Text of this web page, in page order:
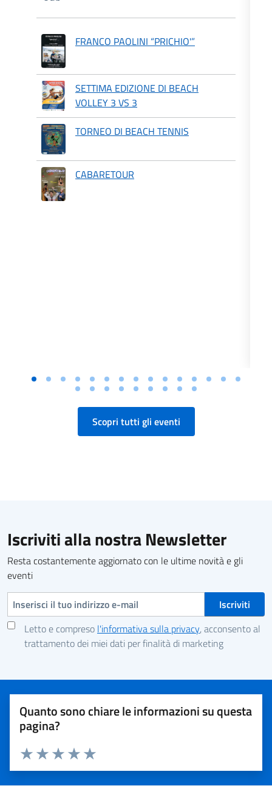
FRANCO PAOLINI “PRICHIO'”
SETTIMA EDIZIONE DI BEACH
VOLLEY 3 VS 3
TORNEO DI BEACH TENNIS
CABARETOUR
Scopri tutti gli eventi
Iscriviti alla nostra Newsletter
Resta costantemente aggiornato con le ultime novità e gli
eventi
Indirizzo e-mail
Letto e compreso l'informativa sulla privacy, acconsento al
trattamento dei miei dati per finalità di marketing
Quanto sono chiare le informazioni su questa
pagina?
Valuta 5 stelle su 5
Valuta 4 stelle su 5
Valuta 3 stelle su 5
Valuta 2 stelle su 5
Valuta 1 stelle su 5